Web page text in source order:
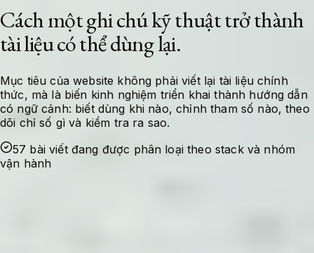
Cách một ghi chú kỹ thuật trở thành
tài liệu có thể dùng lại.
Mục tiêu của website không phải viết lại tài liệu chính
thức, mà là biến kinh nghiệm triển khai thành hướng dẫn
có ngữ cảnh: biết dùng khi nào, chỉnh tham số nào, theo
dõi chỉ số gì và kiểm tra ra sao.
57 bài viết đang được phân loại theo stack và nhóm
vận hành